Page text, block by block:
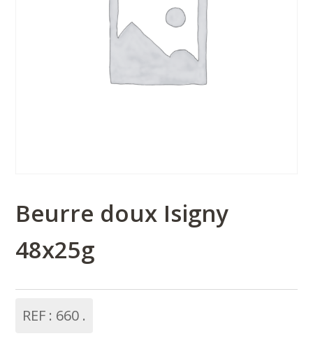
Beurre doux Isigny
48x25g
REF : 660